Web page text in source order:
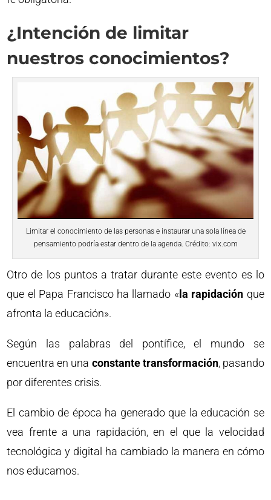
¿Intención de limitar
nuestros conocimientos?
Limitar el conocimiento de las personas e instaurar una sola línea de
pensamiento podría estar dentro de la agenda. Crédito: vix.com
Otro de los puntos a tratar durante este evento es lo
que el Papa Francisco ha llamado «la rapidación que
afronta la educación».
Según las palabras del pontífice, el mundo se
encuentra en una constante transformación, pasando
por diferentes crisis.
El cambio de época ha generado que la educación se
vea frente a una rapidación, en el que la velocidad
tecnológica y digital ha cambiado la manera en cómo
nos educamos.